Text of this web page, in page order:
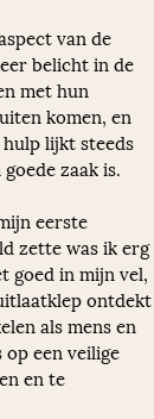
van de
belicht in de
met hun
komen, en
lijkt steeds
zaak is.
eerste
zette was ik erg
goed in mijn vel,
ontdekt
als mens en
een veilige
en te